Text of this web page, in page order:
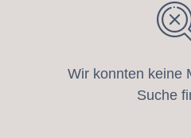
Wir konnten keine
Suche